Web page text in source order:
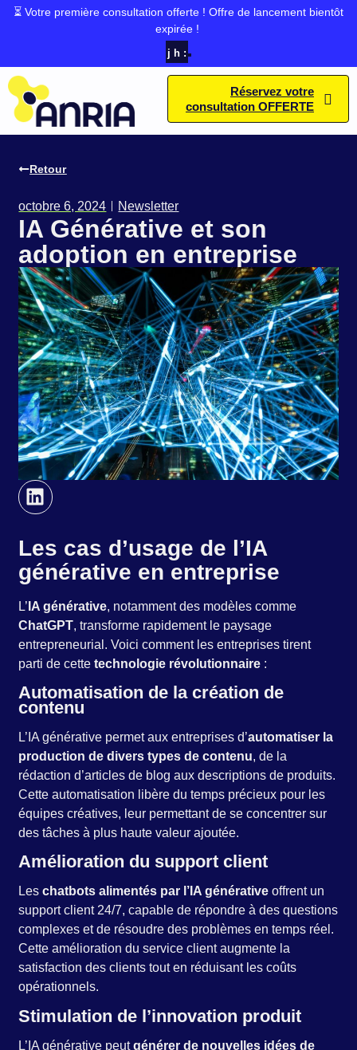
⏳ Votre première consultation offerte ! Offre de lancement bientôt
expirée !
j h :
Réservez votre
consultation OFFERTE
Retour
octobre 6, 2024 Newsletter
IA Générative et son
adoption en entreprise
Les cas d’usage de l’IA
générative en entreprise
L’ IA générative, notamment des modèles comme
ChatGPT, transforme rapidement le paysage
entrepreneurial. Voici comment les entreprises tirent
parti de cettetechnologie révolutionnaire :
Automatisation de la création de
contenu
L’IA générative permet aux entreprises d’automatiser la
production de divers types de contenu, de la
rédaction d’articles de blog aux descriptions de produits.
Cette automatisation libère du temps précieux pour les
équipes créatives, leur permettant de se concentrer sur
des tâches à plus haute valeur ajoutée.
Amélioration du support client
Leschatbots alimentés par l’IA générative offrent un
support client 24/7, capable de répondre à des questions
complexes et de résoudre des problèmes en temps réel.
Cette amélioration du service client augmente la
satisfaction des clients tout en réduisant les coûts
opérationnels.
Stimulation de l’innovation produit
L’IA générative peutgénérer de nouvelles idées de